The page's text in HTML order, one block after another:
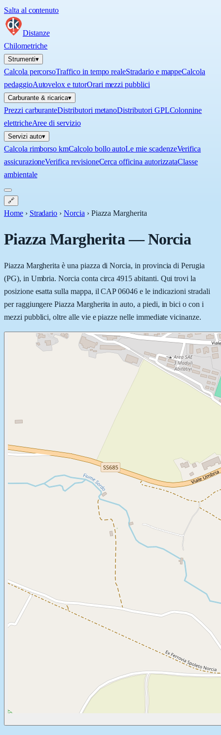
Salta al contenuto
Distanze
Chilometriche
Strumenti▾
Calcola percorsoTraffico in tempo realeStradario e mappeCalcola
pedaggioAutovelox e tutorOrari mezzi pubblici
Carburante & ricarica▾
Prezzi carburanteDistributori metanoDistributori GPLColonnine
elettricheAree di servizio
Servizi auto▾
Calcola rimborso kmCalcolo bollo autoLe mie scadenzeVerifica
assicurazioneVerifica revisioneCerca officina autorizzataClasse
ambientale
🔗
Home › Stradario › Norcia › Piazza Margherita
Piazza Margherita—Norcia
Piazza Margherita è una piazza di Norcia, in provincia di Perugia
(PG), in Umbria. Norcia conta circa 4915 abitanti. Qui trovi la
posizione esatta sulla mappa, il CAP 06046 e le indicazioni stradali
per raggiungere Piazza Margherita in auto, a piedi, in bici o con i
mezzi pubblici, oltre alle vie e piazze nelle immediate vicinanze.